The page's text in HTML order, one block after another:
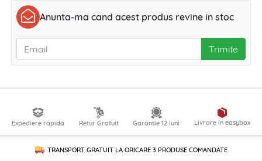
Anunta-ma cand acest produs revine in stoc
Trimite
Expediere rapida Retur Gratuit Garantie 12 luni Livrare in easybox
TRANSPORT GRATUIT LA ORICARE 3 PRODUSECOMANDATE